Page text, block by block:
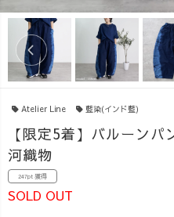
Atelier Line 藍染(インド藍)
【限定5着】バルーン
河織物
247pt 獲得
SOLD OUT